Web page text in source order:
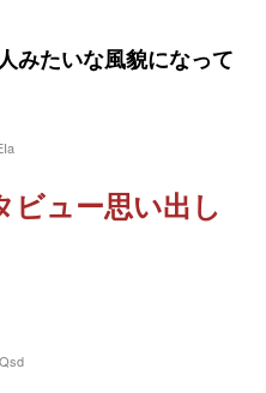
みたいな風貌になって
ビュー思い出し